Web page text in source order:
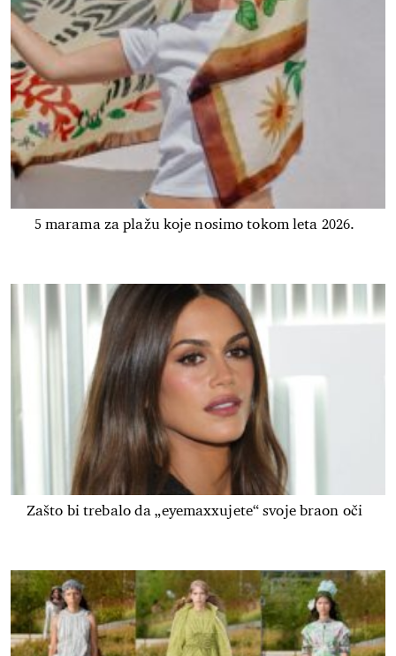
5 marama za plažu koje nosimo tokom leta 2026.
Zašto bi trebalo da „eyemaxxujete“ svoje braon oči